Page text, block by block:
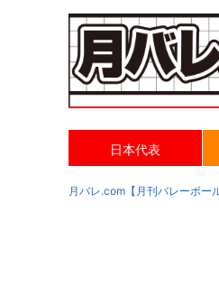
日本代表
月バレ.com【月刊バレーボール